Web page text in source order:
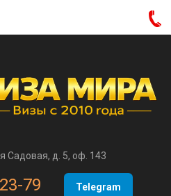
Садовая, д. 5, оф. 143
79 Telegram